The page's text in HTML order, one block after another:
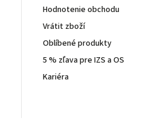
Hodnotenie obchodu
Vrátit zboží
Oblíbené produkty
5 % zľava pre IZS a OS
Kariéra